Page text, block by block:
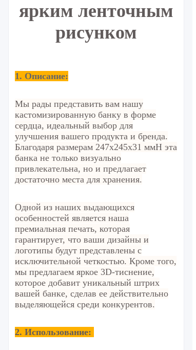
ярким ленточным
рисунком
1. Описание:
Мы рады представить вам нашу
кастомизированную банку в форме
сердца, идеальный выбор для
улучшения вашего продукта и бренда.
Благодаря размерам 247x245x31 ммH эта
банка не только визуально
привлекательна, но и предлагает
достаточно места для хранения.
Одной из наших выдающихся
особенностей является наша
премиальная печать, которая
гарантирует, что ваши дизайны и
логотипы будут представлены с
исключительной четкостью. Кроме того,
мы предлагаем яркое 3D-тиснение,
которое добавит уникальный штрих
вашей банке, сделав ее действительно
выделяющейся среди конкурентов.
2. Использование: